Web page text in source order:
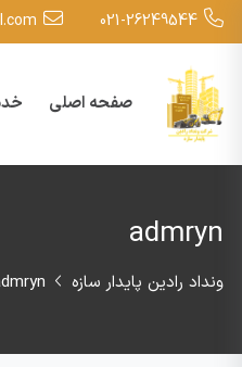
021-26249544
صفحه اصلی
admryn
ونداد رادین پایدار سازه